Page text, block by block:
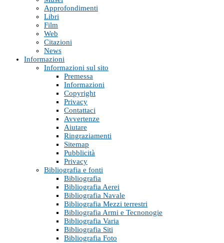
Approfondimenti
Libri
Film
Web
Citazioni
News
Informazioni
Informazioni sul sito
Premessa
Informazioni
Copyright
Privacy
Contattaci
Avvertenze
Aiutare
Ringraziamenti
Sitemap
Pubblicità
Privacy
Bibliografia e fonti
Bibliografia
Bibliografia Aerei
Bibliografia Navale
Bibliografia Mezzi terrestri
Bibliografia Armi e Tecnonogie
Bibliografia Varia
Bibliografia Siti
Bibliografia Foto